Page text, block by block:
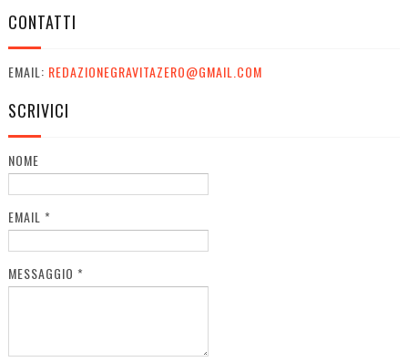
CONTATTI
EMAIL: REDAZIONEGRAVITAZERO@GMAIL.COM
SCRIVICI
NOME
EMAIL *
MESSAGGIO *